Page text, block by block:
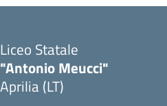
Liceo Statale
"Antonio Meucci"
Aprilia (LT)